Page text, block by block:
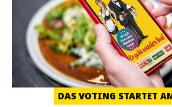
DAS VOTING STARTET